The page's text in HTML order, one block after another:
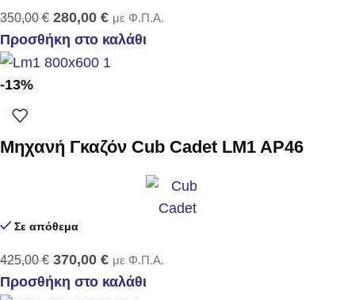
350,00€ 280,00 € με Φ.Π.Α.
Προσθήκη στο καλάθι
-13%
Μηχανή Γκαζόν Cub Cadet LM1 AP46
Σε απόθεμα
425,00€ 370,00 € με Φ.Π.Α.
Προσθήκη στο καλάθι